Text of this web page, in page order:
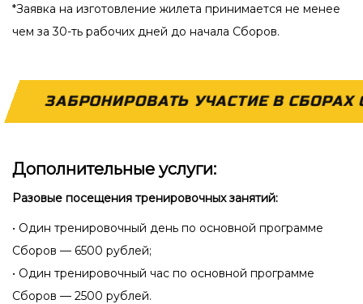
*Заявка на изготовление жилета принимается не менее
чем за 30-ть рабочих дней до начала Сборов.
ЗАБРОНИРОВАТЬ УЧАСТИЕ В СБОРАХ
Дополнительные услуги:
Разовые посещения тренировочных занятий:
• Один тренировочный день по основной программе
Сборов — 6500 рублей;
• Один тренировочный час по основной программе
Сборов — 2500 рублей.